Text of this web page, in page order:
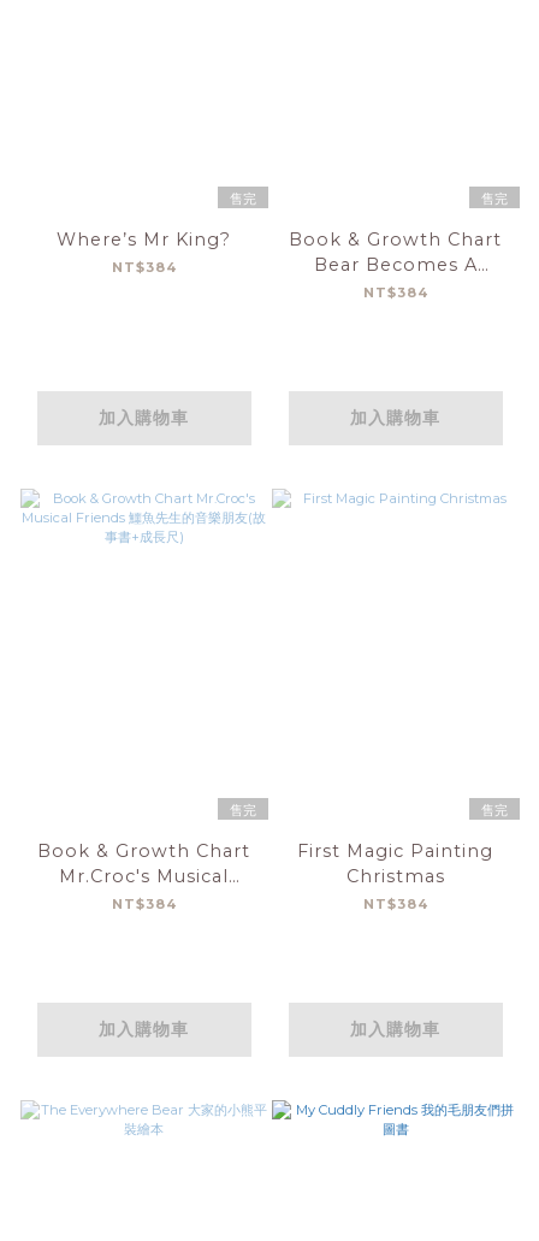
售完
Where’s Mr King?
NT$384
加入購物車
售完
Book & Growth Chart
Bear Becomes A
Firefighter 成為消防員的
NT$384
加入購物車
售完
Book & Growth Chart
Mr.Croc's Musical
Friends 鱷魚先生的音樂朋
NT$384
加入購物車
售完
First Magic Painting
Christmas
NT$384
加入購物車